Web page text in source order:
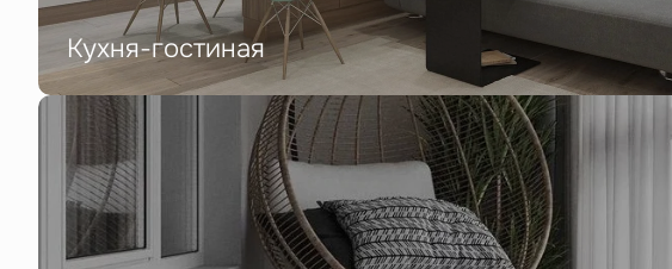
Кухня-гостиная